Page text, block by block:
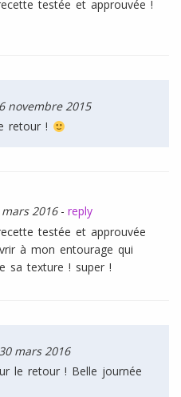
testée et approuvée !
6 novembre 2015
retour !
2016 - reply
testée et approuvée
à mon entourage qui
sa texture ! super !
mars 2016
le retour ! Belle journée